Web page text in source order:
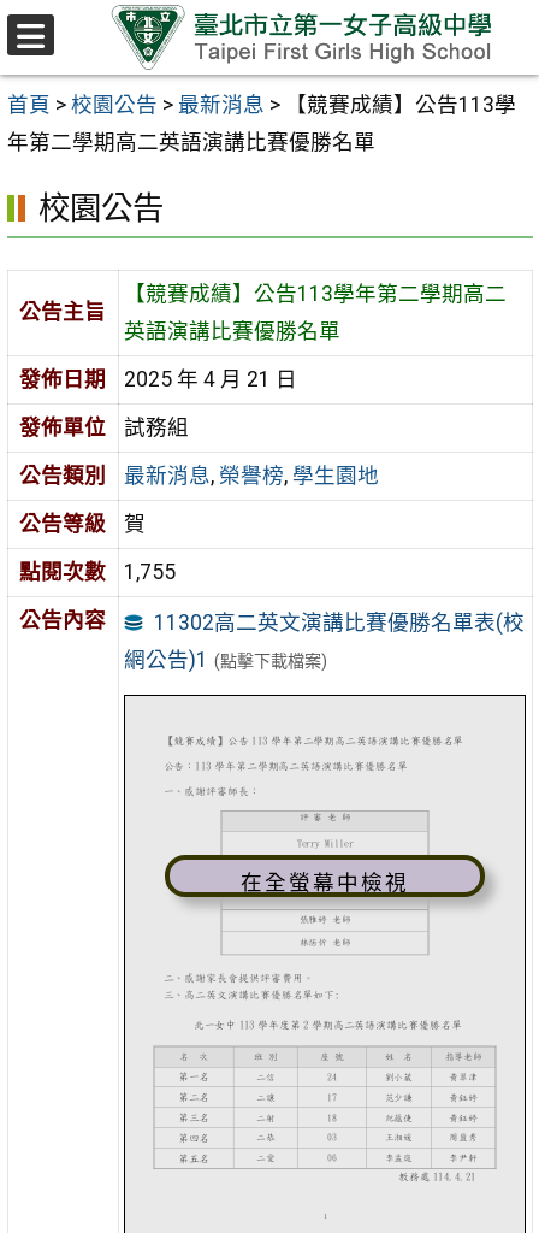
跳至主要內容區
首頁 > 校園公告 > 最新消息 >
【競賽成績】公告113學
年第二學期高二英語演講比賽優勝名單
校園公告
公告主旨
【競賽成績】公告113學年第二學期高二
英語演講比賽優勝名單
發佈日期
2025 年 4 月 21 日
發佈單位
試務組
公告類別
最新消息, 榮譽榜, 學生園地
公告等級
賀
點閱次數
1,755
公告內容
11302高二英文演講比賽優勝名單表(校
網公告)1 (點擊下載檔案)
在全螢幕中檢視
選
單